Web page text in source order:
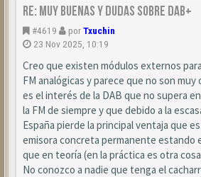
Re: Muy buenas y dudas sobre DAB+
#4619 porTxuchin
23 Nov 2025, 10:19
Creo que existen módulos externos
FM analógicas y parece que no son muy
es el interés de la DAB que no supera
la FM de siempre y que debido a la
España pierde la principal ventaja que
emisora concreta permanente estando
que en teoría (en la práctica es otra
No conozco a nadie que tenga el